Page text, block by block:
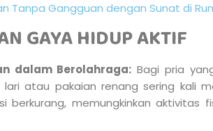
Tanpa Gangguan dengan Sunat di
GAYA HIDUP AKTIF
dalam Berolahraga: Bagi pria
atau pakaian renang sering kali
berkurang, memungkinkan aktivitas